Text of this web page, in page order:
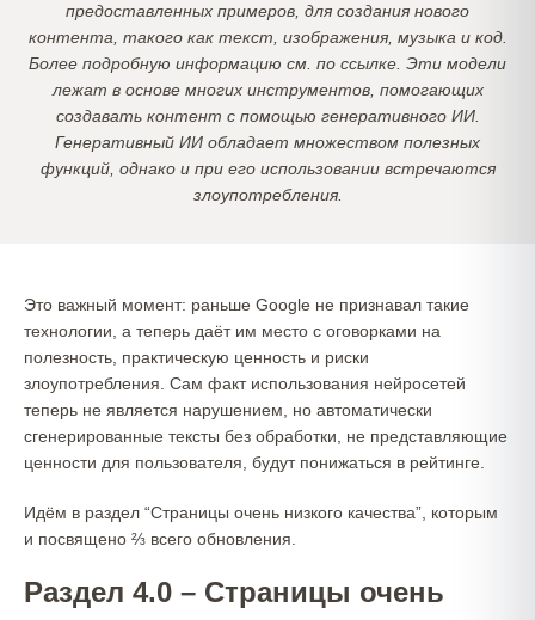
предоставленных примеров, для создания нового
контента, такого как текст, изображения, музыка и код.
Более подробную информацию см. по ссылке. Эти модели
лежат в основе многих инструментов, помогающих
создавать контент с помощью генеративного ИИ.
Генеративный ИИ обладает множеством полезных
функций, однако и при его использовании встречаются
злоупотребления.
Это важный момент: раньше Google не признавал такие
технологии, а теперь даёт им место с оговорками на
полезность, практическую ценность и риски
злоупотребления. Сам факт использования нейросетей
теперь не является нарушением, но автоматически
сгенерированные тексты без обработки, не представляющие
ценности для пользователя, будут понижаться в рейтинге.
Идём в раздел “Страницы очень низкого качества”, которым
и посвящено ⅔ всего обновления.
Раздел 4.0 – Страницы очень